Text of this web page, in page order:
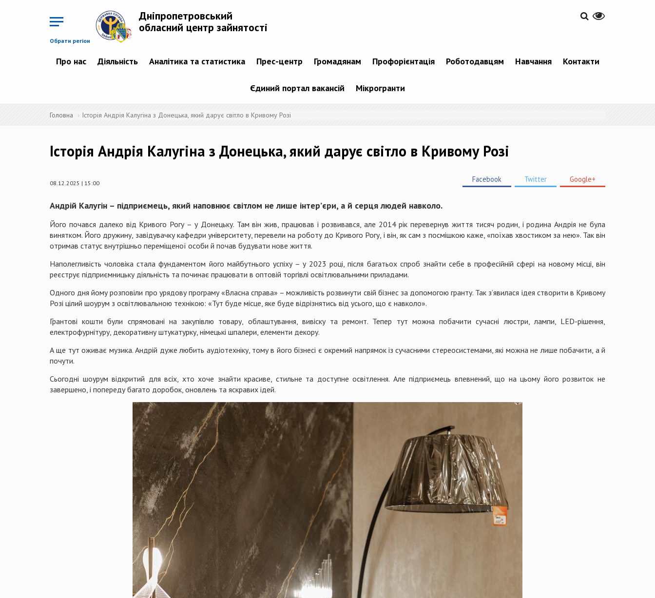
Обрати регіон
Дніпропетровський
обласний центр зайнятості
Про нас Діяльність Аналітика та статистика Прес-центр Громадянам Профорієнтація Роботодавцям Навчання Контакти
Єдиний портал вакансій Мікрогранти
Головна Історія Андрія Калугіна з Донецька, який дарує світло в Кривому Розі
Історія Андрія Калугіна з Донецька, який дарує світло в Кривому Розі
08.12.2025 | 15:00 Facebook Twitter Google+
Андрій Калугін – підприємець, який наповнює світлом не лише інтер’єри, а й серця людей навколо.
Його почався далеко від Кривого Рогу – у Донецьку. Там він жив, працював і розвивався, але 2014 рік перевернув життя тисяч родин, і родина Андрія не була
винятком. Його дружину, завідувачку кафедри університету, перевели на роботу до Кривого Рогу, і він, як сам з посмішкою каже, «поїхав хвостиком за нею». Так він
отримав статус внутрішньо переміщеної особи й почав будувати нове життя.
Наполегливість чоловіка стала фундаментом його майбутнього успіху – у 2023 році, після багатьох спроб знайти себе в професійній сфері на новому місці, він
реєструє підприємницьку діяльність та починає працювати в оптовій торгівлі освітлювальними приладами.
Одного дня йому розповіли про урядову програму «Власна справа» – можливість розвинути свій бізнес за допомогою гранту. Так з’явилася ідея створити в Кривому
Розі цілий шоурум з освітлювальною технікою: «Тут буде місце, яке буде відрізнятись від усього, що є навколо».
Грантові кошти були спрямовані на закупівлю товару, облаштування, вивіску та ремонт. Тепер тут можна побачити сучасні люстри, лампи, LED-рішення,
електрофурнітуру, декоративну штукатурку, німецькі шпалери, елементи декору.
А ще тут оживає музика. Андрій дуже любить аудіотехніку, тому в його бізнесі є окремий напрямок із сучасними стереосистемами, які можна не лише побачити, а й
почути.
Сьогодні шоурум відкритий для всіх, хто хоче знайти красиве, стильне та доступне освітлення. Але підприємець впевнений, що на цьому його розвиток не
завершено, і попереду багато доробок, оновлень та яскравих ідей.